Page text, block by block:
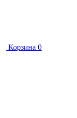
Корзина 0